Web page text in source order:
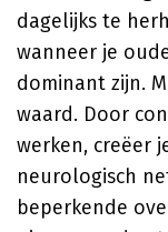
dagelijks te
wanneer je
dominant zijn.
waard. Door
werken, creëer
neurologisch
beperkende